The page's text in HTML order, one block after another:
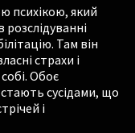
психікою, який
Там він
страхи і
Обоє
сусідами, що
і